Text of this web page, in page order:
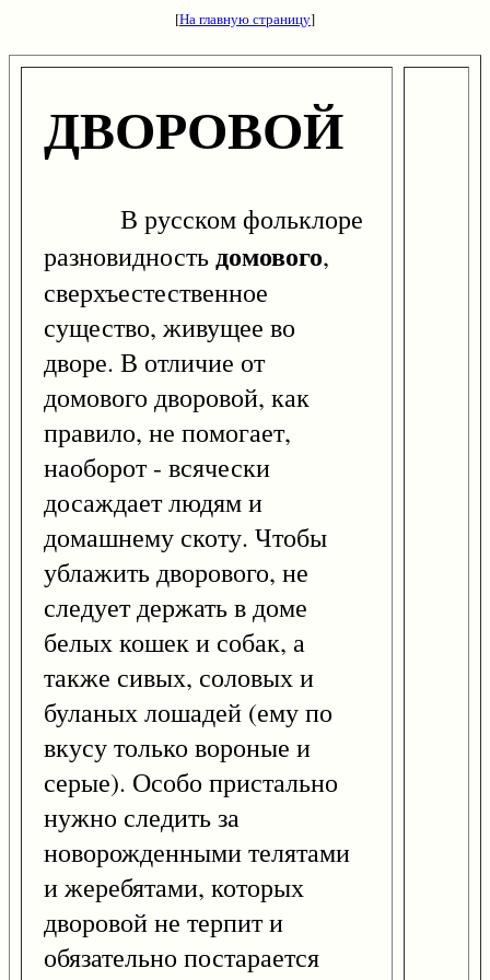
[На главную страницу]
ДВОРОВОЙ
В русском фольклоре
разновидностьдомового,
сверхъестественное
существо, живущее во
дворе. В отличие от
домового дворовой, как
правило, не помогает,
наоборот - всячески
досаждает людям и
домашнему скоту. Чтобы
ублажить дворового, не
следует держать в доме
белых кошек и собак, а
также сивых, соловых и
буланых лошадей (ему по
вкусу только вороные и
серые). Особо пристально
нужно следить за
новорожденными телятами
и жеребятами, которых
дворовой не терпит и
обязательно постарается